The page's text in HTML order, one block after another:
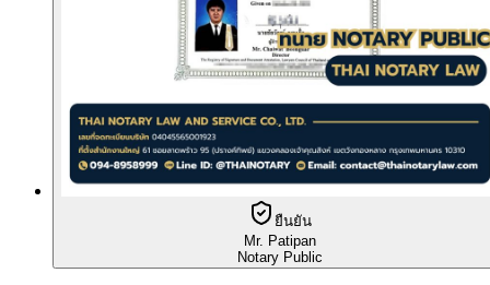
ยืนยัน
Mr. Patipan
Notary Public